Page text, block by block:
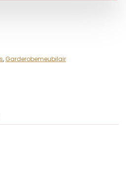
, Garderobemeubilair